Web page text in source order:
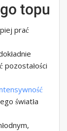
topu
prać
pozostałości
światła